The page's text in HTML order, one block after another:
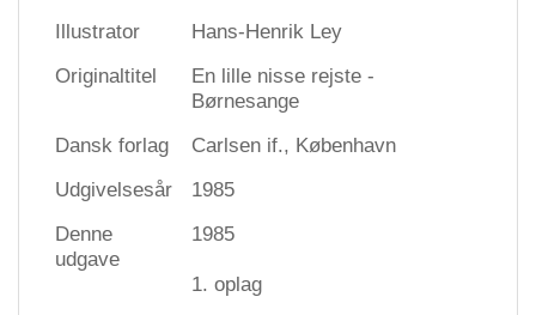
Illustrator
Hans-Henrik Ley
Originaltitel
En lille nisse rejste -
Børnesange
Dansk forlag
Carlsen if., København
Udgivelsesår
1985
Denne
udgave
1985
1. oplag